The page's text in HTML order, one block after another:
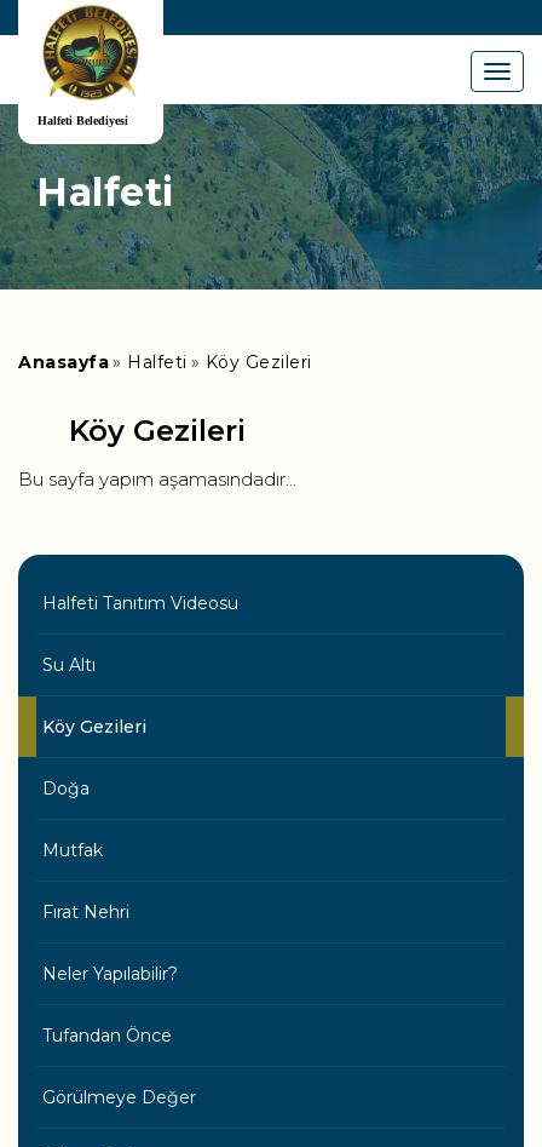
Menu
Halfeti
Anasayfa Halfeti Köy Gezileri
Köy Gezileri
Bu sayfa yapım aşamasındadır...
Halfeti Tanıtım Videosu
Su Altı
Köy Gezileri
Doğa
Mutfak
Fırat Nehri
Neler Yapılabilir?
Tufandan Önce
Görülmeye Değer